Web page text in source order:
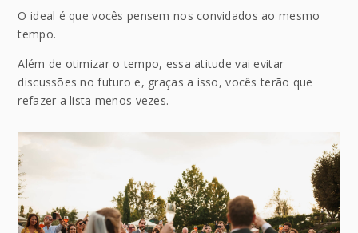
O ideal é que vocês pensem nos convidados ao mesmo
tempo.
Além de otimizar o tempo, essa atitude vai evitar
discussões no futuro e, graças a isso, vocês terão que
refazer a lista menos vezes.